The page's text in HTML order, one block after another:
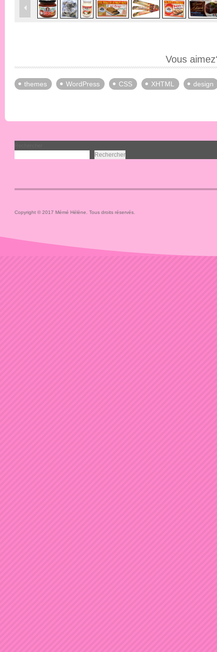
Vous
themes WordPress CSS XHTML design
Rechercher
Copyright © 2017 Mémé Hélène. Tous droits réservés.